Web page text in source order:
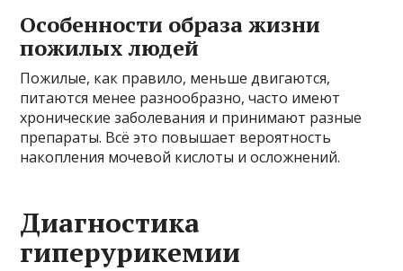
Особенности образа жизни
пожилых людей
Пожилые, как правило, меньше двигаются,
питаются менее разнообразно, часто имеют
хронические заболевания и принимают разные
препараты. Всё это повышает вероятность
накопления мочевой кислоты и осложнений.
Диагностика
гиперурикемии